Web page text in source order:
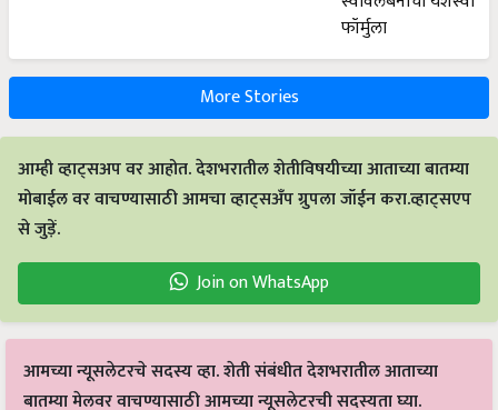
More Stories
आम्ही व्हाट्सअप वर आहोत. देशभरातील शेतीविषयीच्या आताच्या बातम्या
मोबाईल वर वाचण्यासाठी आमचा व्हाट्सअँप ग्रुपला जॉईन करा.व्हाट्सएप
से जुड़ें.
Join on WhatsApp
आमच्या न्यूसलेटरचे सदस्य व्हा. शेती संबंधीत देशभरातील आताच्या
बातम्या मेलवर वाचण्यासाठी आमच्या न्यूसलेटरची सदस्यता घ्या.